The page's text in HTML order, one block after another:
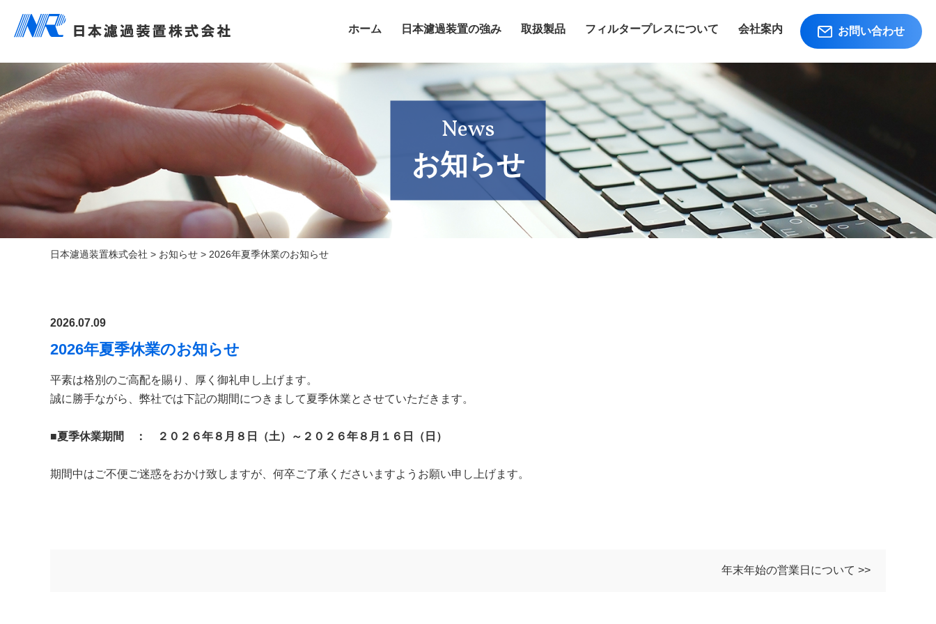
お問い合わせ
ホーム 日本濾過装置の強み 取扱製品 フィルタープレスについて 会社案内
News
お知らせ
日本濾過装置株式会社 > お知らせ > 2026年夏季休業のお知らせ
2026.07.09
2026年夏季休業のお知らせ
平素は格別のご高配を賜り、厚く御礼申し上げます。
誠に勝手ながら、弊社では下記の期間につきまして夏季休業とさせていただきます。
■夏季休業期間 ： ２０２６年８月８日（土）～２０２６年８月１６日（日）
期間中はご不便ご迷惑をおかけ致しますが、何卒ご了承くださいますようお願い申し上げます。
年末年始の営業日について >>